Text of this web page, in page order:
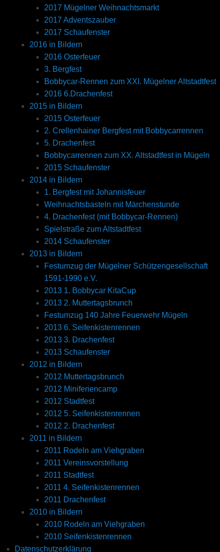
2017 Mügelner Weihnachtsmarkt
2017 Adventszauber
2017 Schaufenster
2016 in Bildern
2016 Osterfeuer
3. Bergfest
Bobbycar-Rennen zum XXI. Mügelner Altstadtfest
2016 6.Drachenfest
2015 in Bildern
2015 Osterfeuer
2. Crellenhainer Bergfest mit Bobbycarrennen
5. Drachenfest
Bobbycarrennen zum XX. Altstadtfest in Mügeln
2015 Schaufenster
2014 in Bildern
1. Bergfest mit Johannisfeuer
Weihnachtsbasteln mit Märchenstunde
4. Drachenfest (mit Bobbycar-Rennen)
Spielstraße zum Altstadtfest
2014 Schaufenster
2013 in Bildern
Festumzug der Mügelner Schützengesellschaft
1591-1990 e.V.
2013 1. Bobbycar KitaCup
2013 2. Muttertagsbrunch
Festumzug 140 Jahre Feuerwehr Mügeln
2013 6. Seifenkistenrennen
2013 3. Drachenfest
2013 Schaufenster
2012 in Bildern
2012 Muttertagsbrunch
2012 Miniferiencamp
2012 Stadtfest
2012 5. Seifenkistenrennen
2012 2. Drachenfest
2011 in Bildern
2011 Rodeln am Viehgraben
2011 Vereinsvorstellung
2011 Stadtfest
2011 4. Seifenkistenrennen
2011 Drachenfest
2010 in Bildern
2010 Rodeln am Viehgraben
2010 Seifenkistenrennen
Datenschutzerklärung